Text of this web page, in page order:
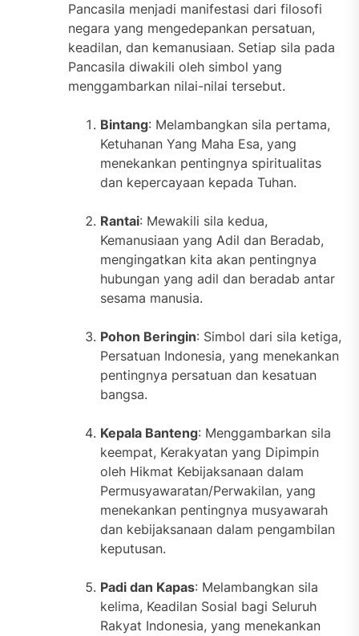
Pancasila menjadi manifestasi dari filosofi
negara yang mengedepankan persatuan,
keadilan, dan kemanusiaan. Setiap sila pada
Pancasila diwakili oleh simbol yang
menggambarkan nilai-nilai tersebut.
Bintang: Melambangkan sila pertama,
Ketuhanan Yang Maha Esa, yang
menekankan pentingnya spiritualitas
dan kepercayaan kepada Tuhan.
Rantai: Mewakili sila kedua,
Kemanusiaan yang Adil dan Beradab,
mengingatkan kita akan pentingnya
hubungan yang adil dan beradab antar
sesama manusia.
Pohon Beringin: Simbol dari sila ketiga,
Persatuan Indonesia, yang menekankan
pentingnya persatuan dan kesatuan
bangsa.
Kepala Banteng: Menggambarkan sila
keempat, Kerakyatan yang Dipimpin
oleh Hikmat Kebijaksanaan dalam
Permusyawaratan/Perwakilan, yang
menekankan pentingnya musyawarah
dan kebijaksanaan dalam pengambilan
keputusan.
Padi dan Kapas: Melambangkan sila
kelima, Keadilan Sosial bagi Seluruh
Rakyat Indonesia, yang menekankan